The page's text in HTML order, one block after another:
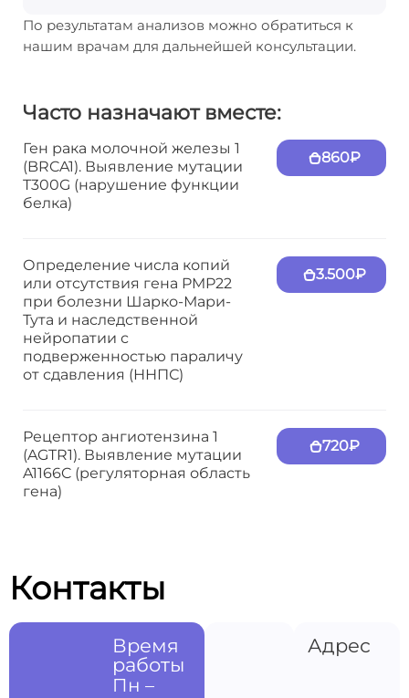
По результатам анализов можно обратиться к
нашим врачам для дальнейшей консультации.
Часто назначают вместе:
Ген рака молочной железы 1
(BRCA1). Выявление мутации
T300G (нарушение функции
белка)
860₽
Определение числа копий
или отсутствия гена PMP22
при болезни Шарко-Мари-
Тута и наследственной
нейропатии с
подверженностью параличу
от сдавления (ННПС)
3.500₽
Рецептор ангиотензина 1
(AGTR1). Выявление мутации
A1166C (регуляторная область
гена)
720₽
Контакты
Адрес
Время
работы
Пн –